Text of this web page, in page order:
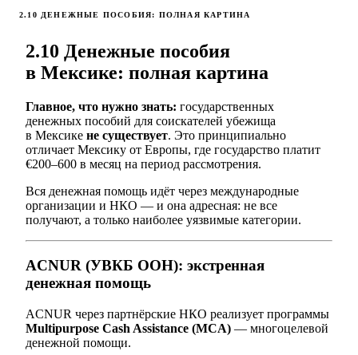
2.10 ДЕНЕЖНЫЕ ПОСОБИЯ: ПОЛНАЯ КАРТИНА
2.10 Денежные пособия
в Мексике: полная картина
Главное, что нужно знать: государственных
денежных пособий для соискателей убежища
в Мексике не существует. Это принципиально
отличает Мексику от Европы, где государство платит
€200–600 в месяц на период рассмотрения.
Вся денежная помощь идёт через международные
организации и НКО — и она адресная: не все
получают, а только наиболее уязвимые категории.
ACNUR (УВКБ ООН): экстренная
денежная помощь
ACNUR через партнёрские НКО реализует программы
Multipurpose Cash Assistance (MCA) — многоцелевой
денежной помощи.